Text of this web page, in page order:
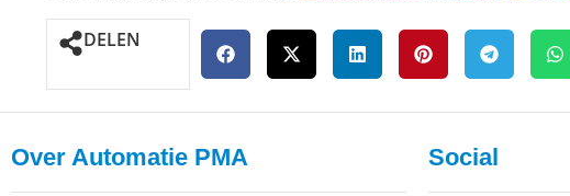
DELEN
Over Automatie PMA Social